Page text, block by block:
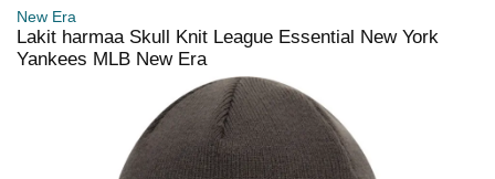
New Era
Lakit harmaa Skull Knit League Essential New York
Yankees MLB New Era